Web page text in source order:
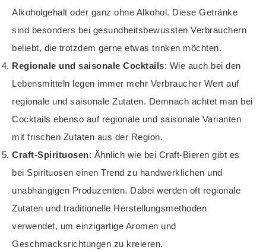
Alkoholgehalt oder ganz ohne Alkohol. Diese Getränke
sind besonders bei gesundheitsbewussten Verbrauchern
beliebt, die trotzdem gerne etwas trinken möchten.
Regionale und saisonale Cocktails: Wie auch bei den
Lebensmitteln legen immer mehr Verbraucher Wert auf
regionale und saisonale Zutaten. Demnach achtet man bei
Cocktails ebenso auf regionale und saisonale Varianten
mit frischen Zutaten aus der Region.
Craft-Spirituosen: Ähnlich wie bei Craft-Bieren gibt es
bei Spirituosen einen Trend zu handwerklichen und
unabhängigen Produzenten. Dabei werden oft regionale
Zutaten und traditionelle Herstellungsmethoden
verwendet, um einzigartige Aromen und
Geschmacksrichtungen zu kreieren.